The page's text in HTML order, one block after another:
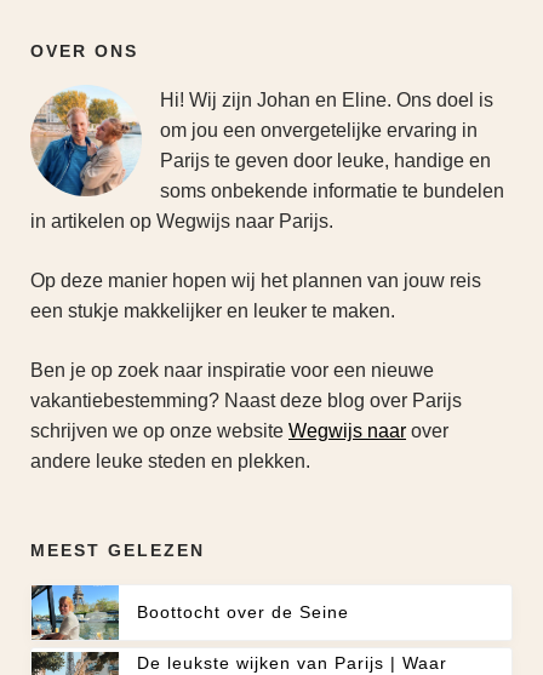
OVER ONS
Hi! Wij zijn Johan en Eline. Ons doel is
om jou een onvergetelijke ervaring in
Parijs te geven door leuke, handige en
soms onbekende informatie te bundelen
in artikelen op Wegwijs naar Parijs.
Op deze manier hopen wij het plannen van jouw reis
een stukje makkelijker en leuker te maken.
Ben je op zoek naar inspiratie voor een nieuwe
vakantiebestemming? Naast deze blog over Parijs
schrijven we op onze website Wegwijs naar over
andere leuke steden en plekken.
MEEST GELEZEN
Boottocht over de Seine
De leukste wijken van Parijs | Waar